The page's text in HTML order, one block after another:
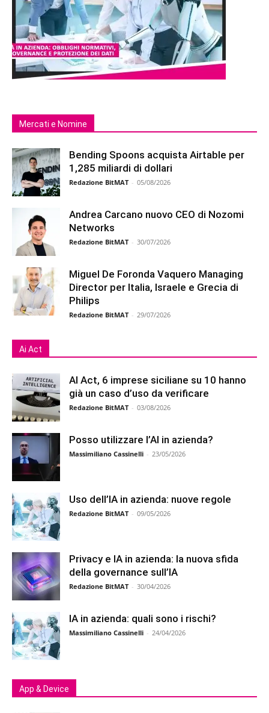
Mercati e Nomine
Bending Spoons acquista Airtable per
1,285 miliardi di dollari
Redazione BitMAT - 05/08/2026
Andrea Carcano nuovo CEO di Nozomi
Networks
Redazione BitMAT - 30/07/2026
Miguel De Foronda Vaquero Managing
Director per Italia, Israele e Grecia di
Philips
Redazione BitMAT - 29/07/2026
Ai Act
AI Act, 6 imprese siciliane su 10 hanno
già un caso d’uso da verificare
Redazione BitMAT - 03/08/2026
Posso utilizzare l’AI in azienda?
Massimiliano Cassinelli - 23/05/2026
Uso dell’IA in azienda: nuove regole
Redazione BitMAT - 09/05/2026
Privacy e IA in azienda: la nuova sfida
della governance sull’IA
Redazione BitMAT - 30/04/2026
IA in azienda: quali sono i rischi?
Massimiliano Cassinelli - 24/04/2026
App & Device